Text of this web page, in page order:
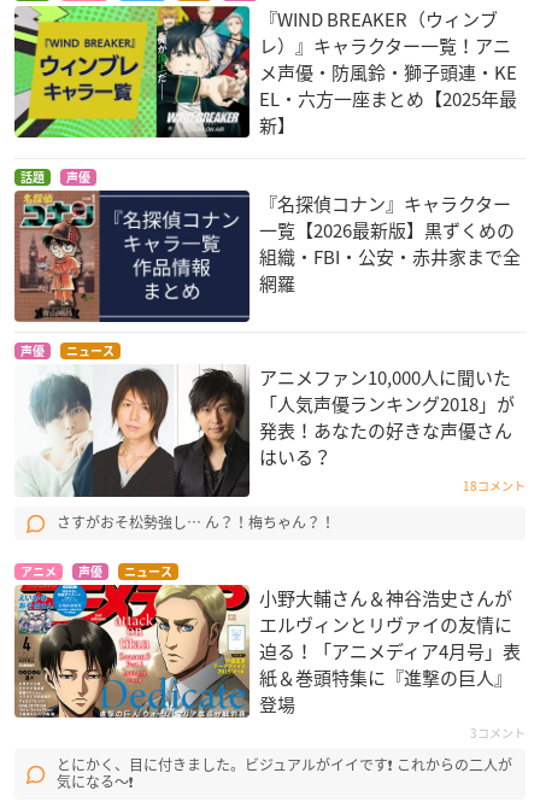
『WIND BREAKER（ウィンブ
レ）』キャラクター一覧！アニ
メ声優・防風鈴・獅子頭連・KE
EL・六方一座まとめ【2025年最
新】
話題 声優
『名探偵コナン』キャラクター
一覧【2026最新版】黒ずくめの
組織・FBI・公安・赤井家まで全
網羅
声優 ニュース
アニメファン10,000人に聞いた
「人気声優ランキング2018」が
発表！あなたの好きな声優さん
はいる？
18コメント
さすがおそ松勢強し… ん？！梅ちゃん？！
アニメ 声優 ニュース
小野大輔さん＆神谷浩史さんが
エルヴィンとリヴァイの友情に
迫る！「アニメディア4月号」表
紙＆巻頭特集に『進撃の巨人』
登場
3コメント
とにかく、目に付きました。ビジュアルがイイです❗ これからの二人が
気になる〜❗